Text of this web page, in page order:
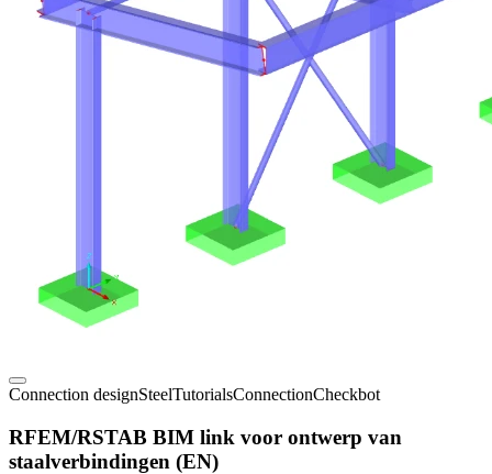
Connection designSteelTutorialsConnectionCheckbot
RFEM/RSTAB BIM link voor ontwerp van
staalverbindingen (EN)